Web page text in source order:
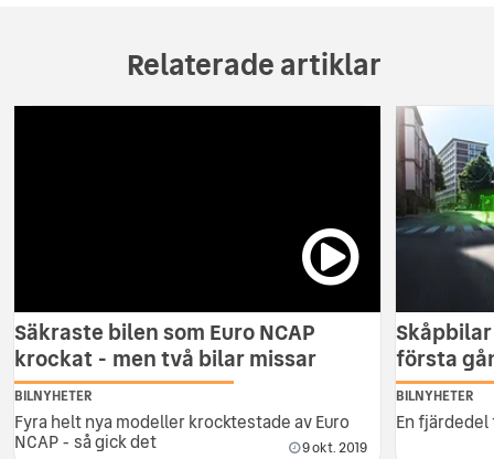
Relaterade artiklar
Säkraste bilen som Euro NCAP
krockat - men två bilar missar
BILNYHETER
Fyra helt nya modeller krocktestade av Euro
NCAP - så gick det 9 okt. 2019
första
BILNYHETER
En